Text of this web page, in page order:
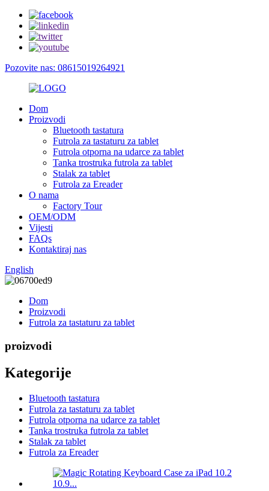
Pozovite nas: 08615019264921
Dom
Proizvodi
Bluetooth tastatura
Futrola za tastaturu za tablet
Futrola otporna na udarce za tablet
Tanka trostruka futrola za tablet
Stalak za tablet
Futrola za Ereader
O nama
Factory Tour
OEM/ODM
Vijesti
FAQs
Kontaktiraj nas
English
Dom
Proizvodi
Futrola za tastaturu za tablet
proizvodi
Kategorije
Bluetooth tastatura
Futrola za tastaturu za tablet
Futrola otporna na udarce za tablet
Tanka trostruka futrola za tablet
Stalak za tablet
Futrola za Ereader